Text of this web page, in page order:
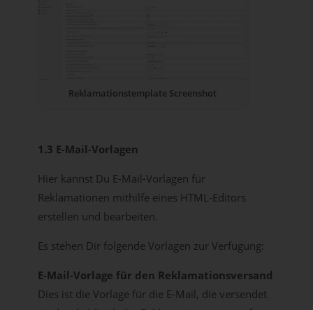
Reklamationstemplate Screenshot
1.3 E-Mail-Vorlagen
Hier kannst Du E-Mail-Vorlagen für
Reklamationen mithilfe eines HTML-Editors
erstellen und bearbeiten.
Es stehen Dir folgende Vorlagen zur Verfügung:
E-Mail-Vorlage für den Reklamationsversand
Dies ist die Vorlage für die E-Mail, die versendet